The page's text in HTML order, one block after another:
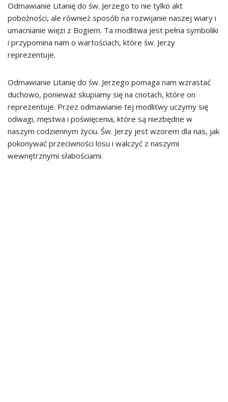
Odmawianie Litanię do św. Jerzego to nie tylko akt
pobożności, ale również sposób na rozwijanie naszej wiary i
umacnianie więzi z Bogiem. Ta modlitwa jest pełna symboliki
i przypomina nam o wartościach, które św. Jerzy
reprezentuje.
Odmawianie Litanię do św. Jerzego pomaga nam wzrastać
duchowo, ponieważ skupiamy się na cnotach, które on
reprezentuje. Przez odmawianie tej modlitwy uczymy się
odwagi, męstwa i poświęcenia, które są niezbędne w
naszym codziennym życiu. Św. Jerzy jest wzorem dla nas, jak
pokonywać przeciwności losu i walczyć z naszymi
wewnętrznymi słabościami.